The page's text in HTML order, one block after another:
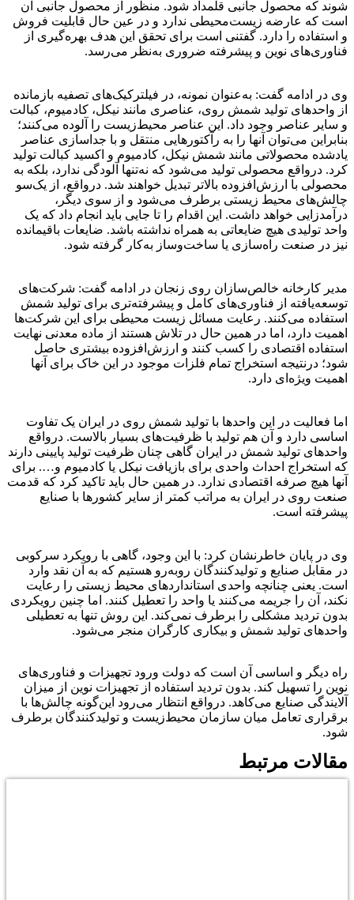
شوند که محصول جانبی قلمداد شود. منظور از محصول جانبی آن
است که عارضه زیست‌محیطی ندارد و در عین حال قابلیت فروش
و استفاده را دارد. گفتنی است برای تحقق این هدف بهره‌گیری از
فناوری‌های نوین و پیشرفته ضروری به‌نظر می‌رسد.
وی در ادامه گفت: به‌عنوان نمونه، در فیلترکیک‌های تصفیه بازمانده
از واحدهای تولید شمش روی، عناصری مانند نیکل، کادمیوم، کبالت
و سایر عناصر وجود داد. این عناصر محیط‌زیست را آلوده می‌کنند؛
بنابراین می‌توان آنها را به رآکتورهایی منتقل و با جداسازی عناصر
یادشده محصولاتی مانند شمش نیکل، کادمیوم و اکسید کبالت تولید
کرد. درواقع محصولی تولید می‌شود که نه‌تنها آلودگی ندارد، بلکه به
محصولی با ارزش‌افزوده بالاتر تبدیل خواهند شد. درواقع، از یک‌سو
چالش‌های محیط زیستی برطرف می‌شود و از سوی دیگر،
درآمدزایی خواهد داشت. این اقدام را تا جایی باید انجام داد که یک
واحد تولیدی هیچ ضایعاتی به همراه نداشته باشد. ضایعات باقیمانده
نیز در صنعت راه‌سازی یا ساخت‌وساز به‌کار گرفته شود.
مدیر کارخانه خالص‌سازان روی زنجان در ادامه گفت: شرکت‌های
توسعه‌یافته از فناوری‌های کامل و پیشرفته‌تری برای تولید شمش
استفاده می‌کنند. رعایت مسائل زیست محیطی برای این شرکت‌ها
اهمیت دارد، اما در همین حال در تلاش هستند از ماده معدنی نهایت
استفاده اقتصادی را کسب کنند و ارزش‌افزوده بیشتری حاصل
شود؛ درنتیجه استخراج تمام فلزات موجود در این خاک برای آنها
اهمیت ویژه‌ای دارد.
اما فعالیت در این واحدها با تولید شمش روی در ایران یک تفاوت
اساسی دارد و آن هم تولید با ظرفیت‌های بسیار بالاست. درواقع
واحدهای تولید شمش در ایران گاهی چنان ظرفیت تولید پایینی دارند
که استخراج احداث واحدی برای بازیافت نیکل یا کادمیوم و…. برای
آنها هیچ صرفه اقتصادی ندارد. در همین حال باید تاکید کرد که قدمت
صنعت روی در ایران به مراتب کمتر از سایر کشورها با صنایع
پیشرفته است.
وی در پایان خاطرنشان کرد: با این وجود، گاهی با رویکرد سرکوبی
در مقابل صنایع و تولیدکنندگان روبه‌رو هستیم که به آن نقد وارد
است. یعنی چنانچه واحدی استانداردهای محیط زیستی را رعایت
نکند، آن را جریمه می‌کنند یا واحد را تعطیل کنند. اما چنین رویکردی
بدون تردید مشکلی را برطرف نمی‌کند. این روش تنها به تعطیلی
واحدهای تولید شمش و بیکاری کارگران منجر می‌شود.
راه دیگر و اساسی آن است که دولت ورود تجهیزات و فناوری‌های
نوین را تسهیل کند. بدون تردید استفاده از تجهیزات نوین از میزان
آلایندگی صنایع می‌کاهد. درواقع انتظار می‌رود این‌گونه چالش‌ها با
برقراری تعامل میان سازمان محیط‌زیست و تولیدکنندگان برطرف
شود.
مقالات مرتبط